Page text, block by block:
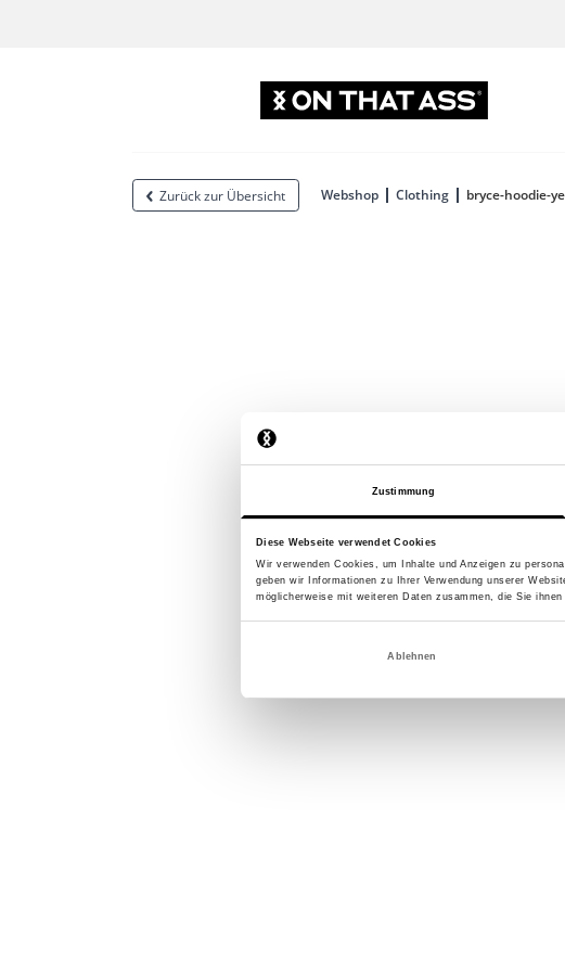
Zustimmung
Diese Webseite verwendet Cookies
Wir verwenden Cookies, um Inhalte und Anzeigen zu
geben wir Informationen zu Ihrer Verwendung unserer
möglicherweise mit weiteren Daten zusammen, die Sie
Ablehnen
Zurück zur Übersicht Webshop Clothing bryce-hoodie-